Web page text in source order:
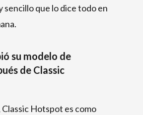
sencillo que lo dice todo en
su modelo de
de Classic
Hotspot es como